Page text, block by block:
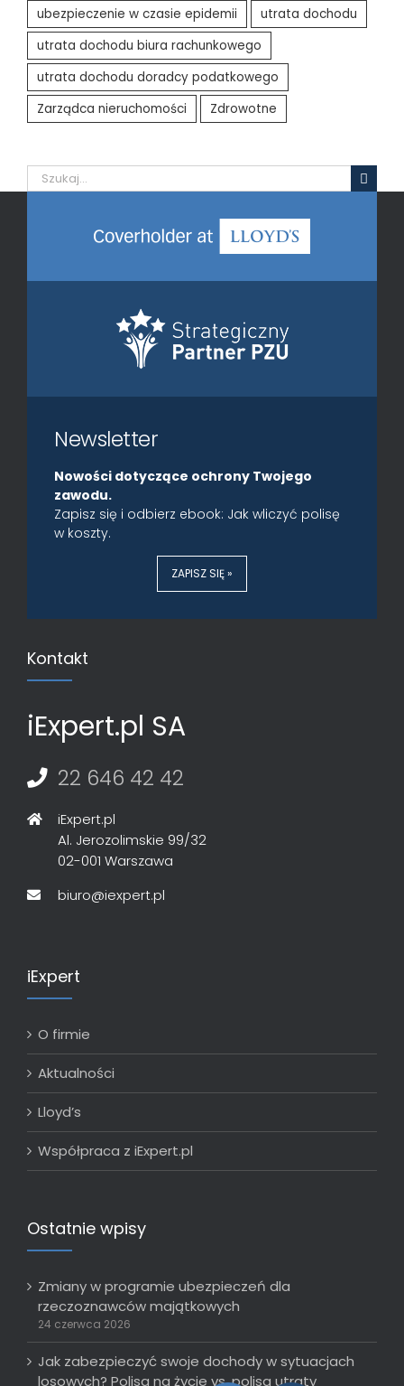
ubezpieczenie w czasie epidemii
utrata dochodu
utrata dochodu biura rachunkowego
utrata dochodu doradcy podatkowego
Zarządca nieruchomości
Zdrowotne
Szukaj
Newsletter
Nowości dotyczące ochrony Twojego
zawodu.
Zapisz się i odbierz ebook: Jak wliczyć polisę
w koszty.
ZAPISZ SIĘ »
Kontakt
iExpert.pl SA
22 646 42 42
iExpert.pl
Al. Jerozolimskie 99/32
02-001 Warszawa
biuro@iexpert.pl
iExpert
O firmie
Aktualności
Lloyd’s
Współpraca z iExpert.pl
Ostatnie wpisy
Zmiany w programie ubezpieczeń dla
rzeczoznawców majątkowych
24 czerwca 2026
Jak zabezpieczyć swoje dochody w sytuacjach
losowych? Polisa na życie vs. polisa utraty